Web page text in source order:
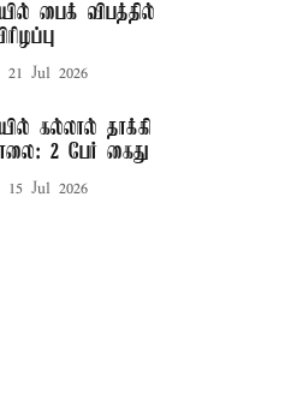
பைக் விபத்தில்
21 Jul 2026
கல்லால் தாக்கி
2 பேர் கைது
15 Jul 2026